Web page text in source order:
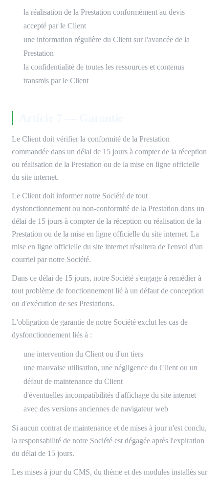
la réalisation de la Prestation conformément au devis
accepté par le Client
une information régulière du Client sur l'avancée de la
Prestation
la confidentialité de toutes les ressources et contenus
transmis par le Client
Le Client doit vérifier la conformité de la Prestation
commandée dans un délai de 15 jours à compter de la réception
ou réalisation de la Prestation ou de la mise en ligne officielle
du site internet.
Le Client doit informer notre Société de tout
dysfonctionnement ou non-conformité de la Prestation dans un
délai de 15 jours à compter de la réception ou réalisation de la
Prestation ou de la mise en ligne officielle du site internet. La
mise en ligne officielle du site internet résultera de l'envoi d'un
courriel par notre Société.
Dans ce délai de 15 jours, notre Société s'engage à remédier à
tout problème de fonctionnement lié à un défaut de conception
ou d'exécution de ses Prestations.
L'obligation de garantie de notre Société exclut les cas de
dysfonctionnement liés à :
une intervention du Client ou d'un tiers
une mauvaise utilisation, une négligence du Client ou un
défaut de maintenance du Client
d'éventuelles incompatibilités d'affichage du site internet
avec des versions anciennes de navigateur web
Si aucun contrat de maintenance et de mises à jour n'est conclu,
la responsabilité de notre Société est dégagée après l'expiration
du délai de 15 jours.
Les mises à jour du CMS, du thème et des modules installés sur